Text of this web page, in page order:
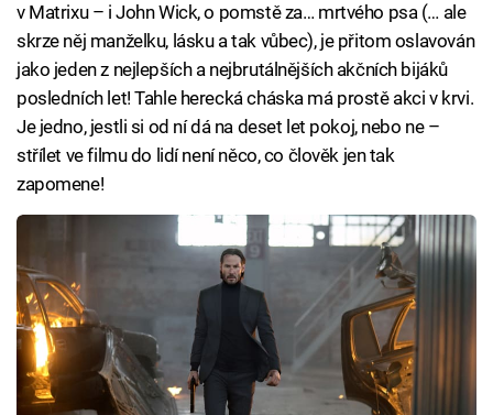
v Matrixu – i John Wick, o pomstě za… mrtvého psa (… ale
skrze něj manželku, lásku a tak vůbec), je přitom oslavován
jako jeden z nejlepších a nejbrutálnějších akčních bijáků
posledních let! Tahle herecká cháska má prostě akci v krvi.
Je jedno, jestli si od ní dá na deset let pokoj, nebo ne –
střílet ve filmu do lidí není něco, co člověk jen tak
zapomene!